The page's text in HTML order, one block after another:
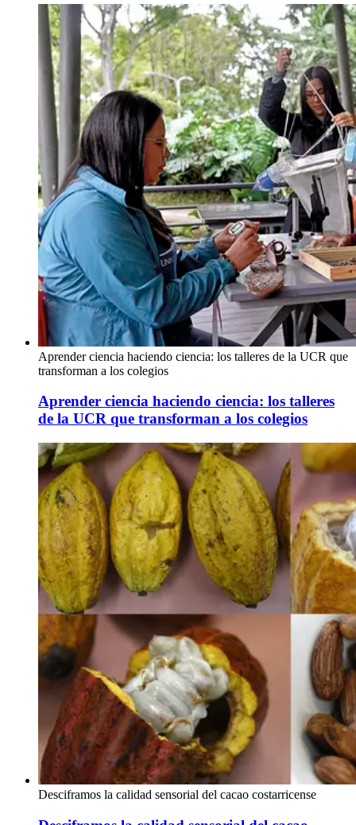
Aprender ciencia haciendo ciencia: los talleres de la UCR que
transforman a los colegios
Aprender ciencia haciendo ciencia: los talleres
de la UCR que transforman a los colegios
Desciframos la calidad sensorial del cacao costarricense